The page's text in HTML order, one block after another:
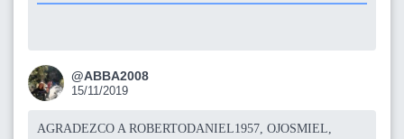
@ABBA2008
15/11/2019
AGRADEZCO A ROBERTODANIEL1957, OJOSMIEL,